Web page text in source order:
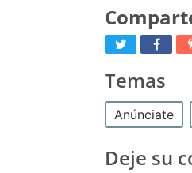
Temas
Anúnciate
Deje su